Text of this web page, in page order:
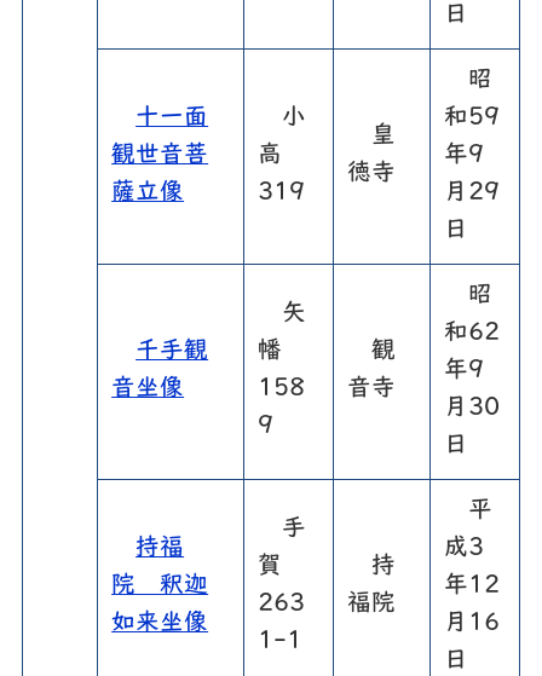
日
十一面
観世音菩
薩立像
小
高
319
皇
徳寺
昭
和59
年9
月29
日
千手観
音坐像
矢
幡
158
9
観
音寺
昭
和62
年9
月30
日
持福
院 釈迦
如来坐像
手
賀
263
1-1
持
福院
平
成3
年12
月16
日